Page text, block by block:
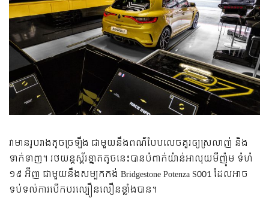
វា​មាន​រូបរាង​តូច​ច្រឡឹង ជាមួយ​នឹង​ពណ៌​បែប​លេច​គួរ​ឲ្យ​ស្រលាញ់ និង​
ទាក់ទាញ។ រថយន្ត​ស្ព័រ​ខ្នាត​តូច​នេះ​បាន​បំពាក់​យ៉ាន់​អាលុយមីញ៉ូម ទំហំ
១៩ អ៊ីញ ជាមួយ​នឹង​សម្បក​កង់ Bridgestone Potenza S001 ដែល​អាច
ទប់ទល់​ការ​បើកបរ​ល្បឿន​លឿន​ខ្លាំងបាន។